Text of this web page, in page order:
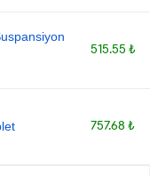
515.55 ₺
757.68 ₺